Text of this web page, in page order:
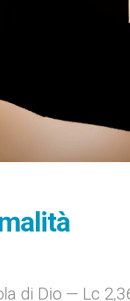
di Dio — Lc